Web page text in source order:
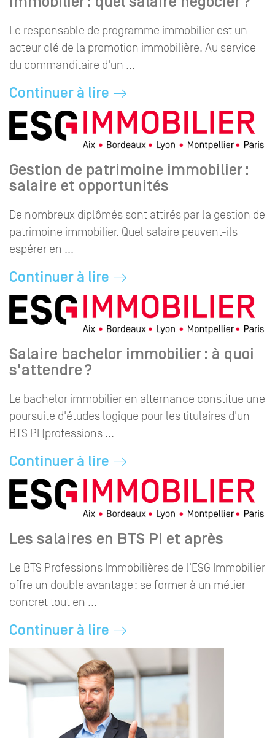
Le responsable de programme immobilier est un
acteur clé de la promotion immobilière. Au service
du commanditaire d'un ...
Continuer à lire
Gestion de patrimoine immobilier :
salaire et opportunités
De nombreux diplômés sont attirés par la gestion de
patrimoine immobilier. Quel salaire peuvent-ils
espérer en ...
Continuer à lire
Salaire bachelor immobilier : à quoi
s'attendre ?
Le bachelor immobilier en alternance constitue une
poursuite d'études logique pour les titulaires d'un
BTS PI (professions ...
Continuer à lire
Les salaires en BTS PI et après
Le BTS Professions Immobilières de l'ESG Immobilier
offre un double avantage : se former à un métier
concret tout en ...
Continuer à lire